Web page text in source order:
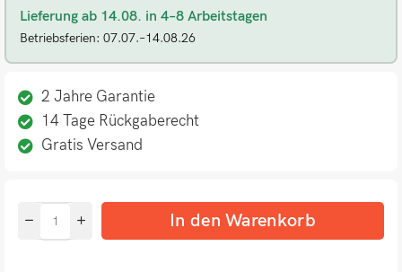
Lieferung ab 14.08. in 4–8 Arbeitstagen
Betriebsferien: 07.07.–14.08.26
2 Jahre Garantie
14 Tage Rückgaberecht
Gratis Versand
In den Warenkorb